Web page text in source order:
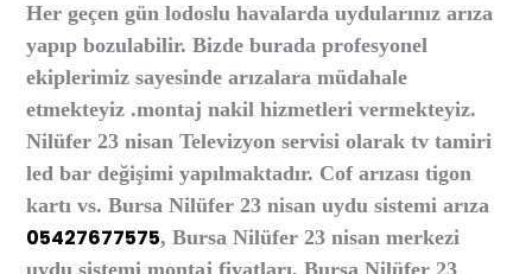
Her geçen gün lodoslu havalarda uydularınız arıza
yapıp bozulabilir. Bizde burada profesyonel
ekiplerimiz sayesinde arızalara müdahale
etmekteyiz .montaj nakil hizmetleri vermekteyiz.
Nilüfer 23 nisan Televizyon servisi olarak tv tamiri
led bar değişimi yapılmaktadır. Cof arızası tigon
kartı vs. Bursa Nilüfer 23 nisan uydu sistemi arıza
05427677575, Bursa Nilüfer 23 nisan merkezi
uydu sistemi montaj fiyatları, Bursa Nilüfer 23